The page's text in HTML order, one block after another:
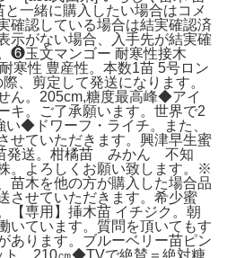
一緒に購入したい場合はコメ
確認している場合は結実確認済
示がない場合、入手先が結実確
❻玉文マンゴー 耐寒性接木
寒性 豊産性。本数1苗 5号ロン
、剪定して発送になります。
ん。205cm,糖度最高峰◆アイ
キ。ご了承願います。世界で2
◆ドワーフ・ライチ。また、
せていただきます。興津早生蜜
発送。柑橘苗 みかん 不知
よろしくお願い致します。※
苗木を他の方が購入した場合品
させていただきます。希少蜜
専用】挿木苗 イチジク。朝
いています。質問を頂いてもす
あります。ブルーベリー苗ピン
ト。210㎝◆TVで絶賛＝絶対糖